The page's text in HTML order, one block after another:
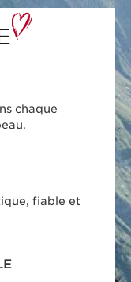
chaque
fiable et